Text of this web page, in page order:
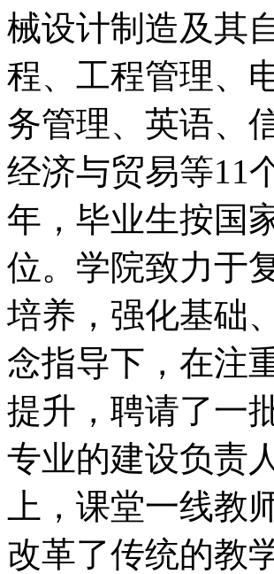
械设计制造及其
程、工程管理、
务管理、英语、
经济与贸易等11
年，毕业生按国
位。学院致力于
培养，强化基础
念指导下，在注
提升，聘请了一
专业的建设负责
上，课堂一线教
改革了传统的教